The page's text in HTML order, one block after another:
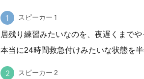
スピーカー 1
居残り練習みたいなのを、夜遅くまでや
本当に24時間救急付けみたいな状態を半
スピーカー 2